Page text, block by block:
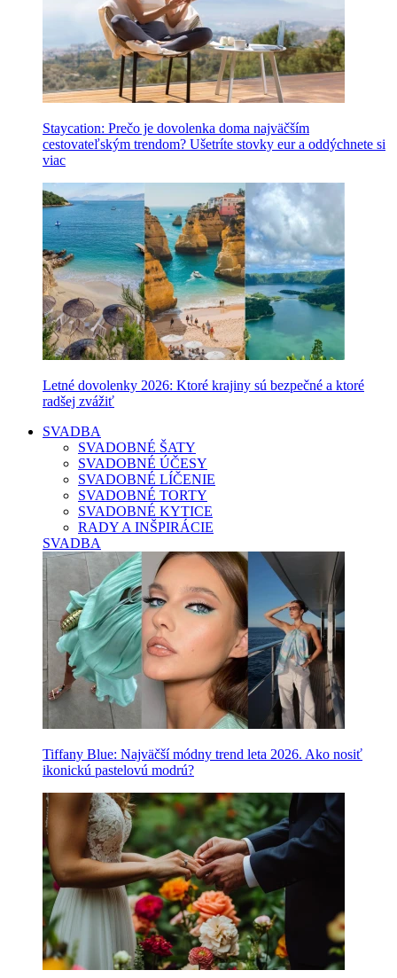
Staycation: Prečo je dovolenka doma najväčším
cestovateľským trendom? Ušetríte stovky eur a oddýchnete si
viac
Letné dovolenky 2026: Ktoré krajiny sú bezpečné a ktoré
radšej zvážiť
SVADBA
SVADOBNÉ ŠATY
SVADOBNÉ ÚČESY
SVADOBNÉ LÍČENIE
SVADOBNÉ TORTY
SVADOBNÉ KYTICE
RADY A INŠPIRÁCIE
SVADBA
Tiffany Blue: Najväčší módny trend leta 2026. Ako nosiť
ikonickú pastelovú modrú?